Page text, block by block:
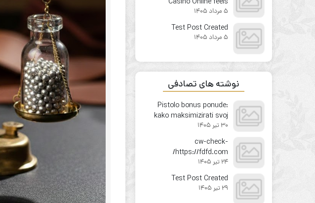
surprisingly
straightforward for
newcomers
5 مرداد 1405
Test Post Created
5 مرداد 1405
نوشته های تصادفی
Pistolo bonus ponude:
kako maksimizirati svoj
dobitak u 2026. godini
30 تیر 1405
cw-check-
https://fdfd.com/
24 تیر 1405
Test Post Created
29 تیر 1405